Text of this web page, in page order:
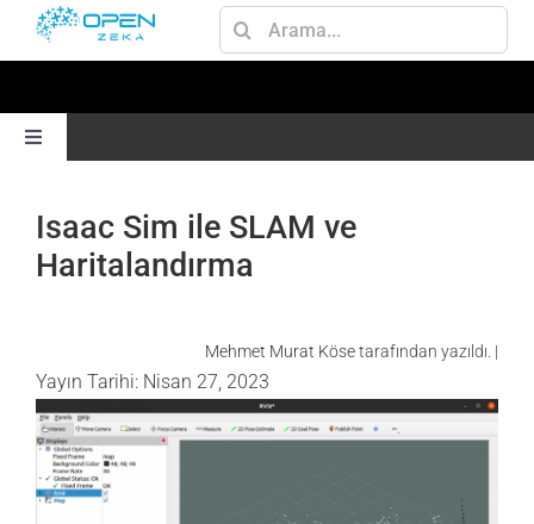
Ara:
Toggle
GEN AI
AI
Isaac Sim ile SLAM ve
Haritalandırma
Mehmet Murat Kösetarafından yazıldı. |
Yayın Tarihi: Nisan 27, 2023